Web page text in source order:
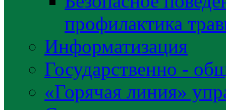
профилактика
Информатизация
Государственно -
«Горячая линия»